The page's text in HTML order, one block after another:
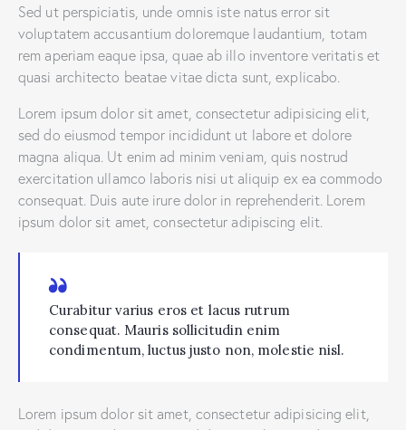
Sed ut perspiciatis, unde omnis iste natus error sit
voluptatem accusantium doloremque laudantium, totam
rem aperiam eaque ipsa, quae ab illo inventore veritatis et
quasi architecto beatae vitae dicta sunt, explicabo.
Lorem ipsum dolor sit amet, consectetur adipisicing elit,
sed do eiusmod tempor incididunt ut labore et dolore
magna aliqua. Ut enim ad minim veniam, quis nostrud
exercitation ullamco laboris nisi ut aliquip ex ea commodo
consequat. Duis aute irure dolor in reprehenderit. Lorem
ipsum dolor sit amet, consectetur adipiscing elit.
Curabitur varius eros et lacus rutrum
consequat. Mauris sollicitudin enim
condimentum, luctus justo non, molestie nisl.
Lorem ipsum dolor sit amet, consectetur adipisicing elit,